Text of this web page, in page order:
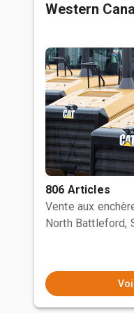
Western
806 Articles
Vente aux
North Battleford,